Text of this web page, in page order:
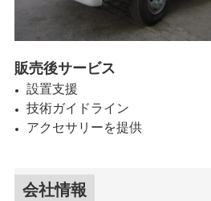
販売後サービス
設置支援
技術ガイドライン
アクセサリーを提供
会社情報